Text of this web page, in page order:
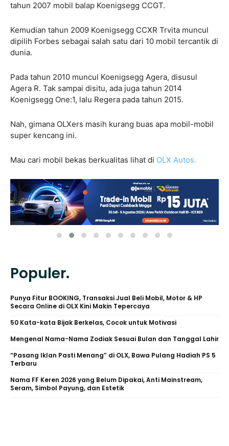
tahun 2007 mobil balap Koenigsegg CCGT.
Kemudian tahun 2009 Koenigsegg CCXR Trvita muncul
dipilih Forbes sebagai salah satu dari 10 mobil tercantik di
dunia.
Pada tahun 2010 muncul Koenigsegg Agera, disusul
Agera R. Tak sampai disitu, ada juga tahun 2014
Koenigsegg One:1, lalu Regera pada tahun 2015.
Nah, gimana OLXers masih kurang buas apa mobil-mobil
super kencang ini.
Mau cari mobil bekas berkualitas lihat di OLX Autos.
Populer.
Punya Fitur BOOKING, Transaksi Jual Beli Mobil, Motor & HP
Secara Online di OLX Kini Makin Tepercaya
50 Kata-kata Bijak Berkelas, Cocok untuk Motivasi
Mengenal Nama-Nama Zodiak Sesuai Bulan dan Tanggal Lahir
“Pasang Iklan Pasti Menang” di OLX, Bawa Pulang Hadiah PS 5
Terbaru
Nama FF Keren 2026 yang Belum Dipakai, Anti Mainstream,
Seram, Simbol Payung, dan Estetik